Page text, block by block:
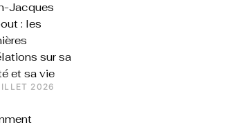
Jacques
: les
sur sa
et sa vie
2026